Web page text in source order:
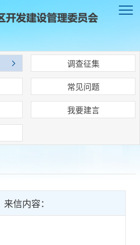
调查征集
常见问题
我要建言
来信内容：